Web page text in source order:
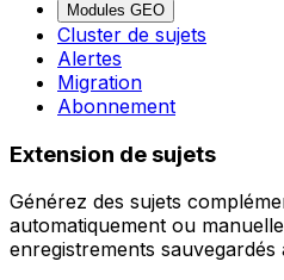
Modules GEO
Cluster de sujets
Alertes
Migration
Abonnement
Extension de sujets
Générez des sujets
automatiquement ou
enregistrements sauvegardés